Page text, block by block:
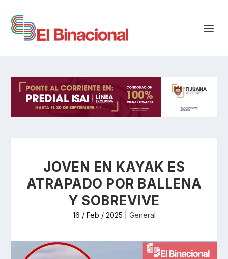
JOVEN EN KAYAK ES
ATRAPADO POR BALLENA
Y SOBREVIVE
16 / Feb / 2025 General